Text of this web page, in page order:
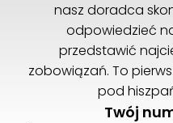
nasz doradca
odpowiedzieć
przedstawić
zobowiązań. To
pod
Twój